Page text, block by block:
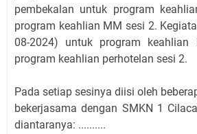
pembekalan untuk program
program keahlian MM sesi 2.
08-2024) untuk program
program keahlian perhotelan sesi 2.
Pada setiap sesinya diisi oleh
bekerjasama dengan SMKN 1
diantaranya: ..........